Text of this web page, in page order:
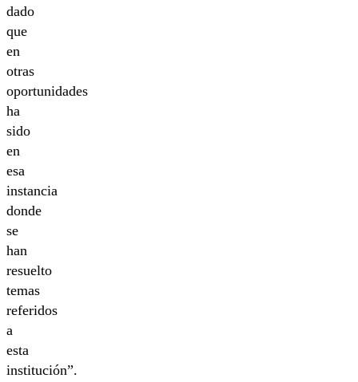
dado
que
en
otras
oportunidades
ha
sido
en
esa
instancia
donde
se
han
resuelto
temas
referidos
a
esta
institución”.